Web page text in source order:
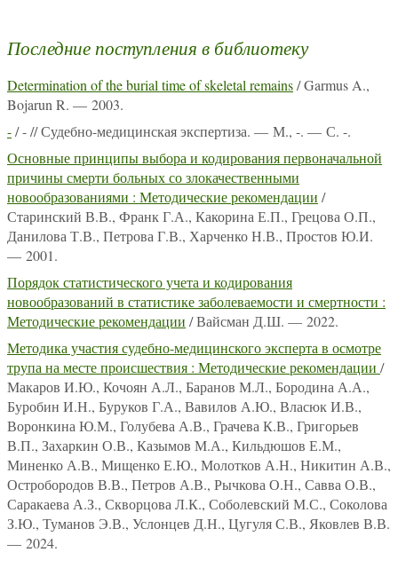
Последние поступления в библиотеку
Determination of the burial time of skeletal remains/ Garmus A.,
Bojarun R. — 2003.
-/ - // Судебно-медицинская экспертиза. — М., -. — С. -.
Основные принципы выбора и кодирования первоначальной
причины смерти больных со злокачественными
новообразованиями : Методические рекомендации /
Старинский В.В., Франк Г.А., Какорина Е.П., Грецова О.П.,
Данилова Т.В., Петрова Г.В., Харченко Н.В., Простов Ю.И.
— 2001.
Порядок статистического учета и кодирования
новообразований в статистике заболеваемости и смертности :
Методические рекомендации / Вайсман Д.Ш. — 2022.
Методика участия судебно-медицинского эксперта в осмотре
трупа на месте происшествия : Методические рекомендации /
Макаров И.Ю., Кочоян А.Л., Баранов М.Л., Бородина А.А.,
Буробин И.Н., Буруков Г.А., Вавилов А.Ю., Власюк И.В.,
Воронкина Ю.М., Голубева А.В., Грачева К.В., Григорьев
В.П., Захаркин О.В., Казымов М.А., Кильдюшов Е.М.,
Миненко А.В., Мищенко Е.Ю., Молотков А.Н., Никитин А.В.,
Остробородов В.В., Петров А.В., Рычкова О.Н., Савва О.В.,
Саракаева А.З., Скворцова Л.К., Соболевский М.С., Соколова
З.Ю., Туманов Э.В., Услонцев Д.Н., Цугуля С.В., Яковлев В.В.
— 2024.